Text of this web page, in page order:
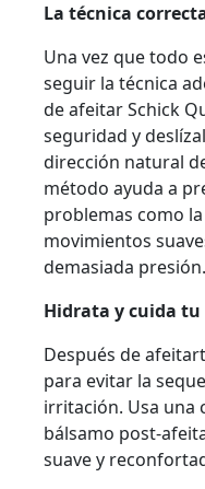
La técnica
Una vez que todo
seguir la técnica
de afeitar Schick
seguridad y
dirección natural
método ayuda a
problemas como
movimientos
demasiada presión.
Hidrata y cuida tu
Después de
para evitar la
irritación. Usa una
bálsamo post-
suave y